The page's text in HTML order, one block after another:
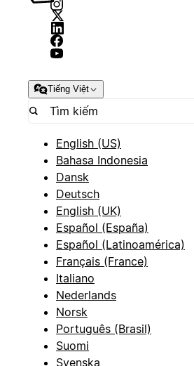
Tiếng Việt
English (US)
Bahasa Indonesia
Dansk
Deutsch
English (UK)
Español (España)
Español (Latinoamérica)
Français (France)
Italiano
Nederlands
Norsk
Português (Brasil)
Suomi
Svenska